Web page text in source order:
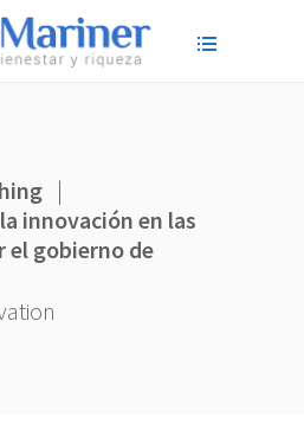
|
innovación en las
el gobierno de